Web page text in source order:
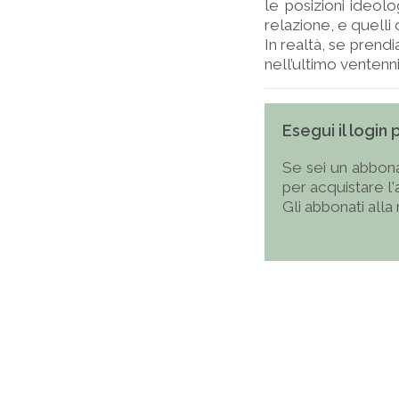
le posizioni
relazione, e quelli
In realtà, se
nell’ultimo
Esegui il login
Se sei un
per acquistare
Gli abbonati